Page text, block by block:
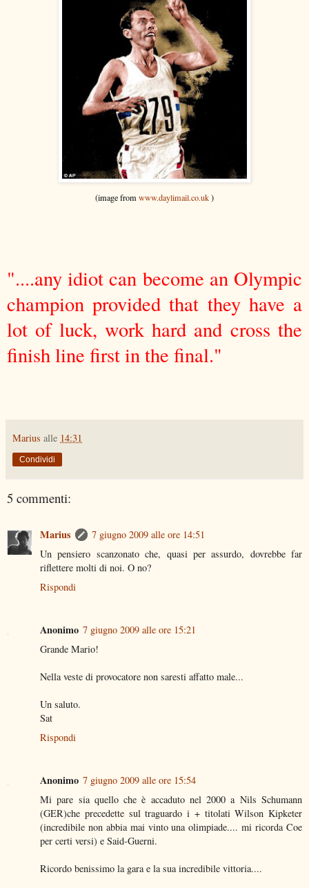
(image from www.daylimail.co.uk)
"....any idiot can become an Olympic
champion provided that they have a
lot of luck, work hard and cross the
finish line first in the final."
Marius alle 14:31
Condividi
5 commenti:
Marius
7 giugno 2009 alle ore 14:51
Un pensiero scanzonato che, quasi per assurdo, dovrebbe far
riflettere molti di noi. O no?
Rispondi
Anonimo 7 giugno 2009 alle ore 15:21
Grande Mario!
Nella veste di provocatore non saresti affatto male...
Un saluto.
Sat
Rispondi
Anonimo 7 giugno 2009 alle ore 15:54
Mi pare sia quello che è accaduto nel 2000 a Nils Schumann
(GER)che precedette sul traguardo i + titolati Wilson Kipketer
(incredibile non abbia mai vinto una olimpiade.... mi ricorda Coe
per certi versi) e Said-Guerni.
Ricordo benissimo la gara e la sua incredibile vittoria....